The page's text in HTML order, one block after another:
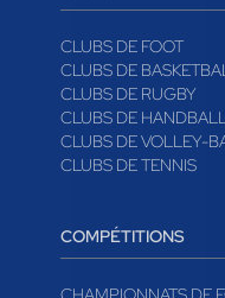
CLUBS DE FOOT
CLUBS DE
CLUBS DE RUGBY
CLUBS DE
CLUBS DE VOLLEY-
CLUBS DE TENNIS
COMPÉTITIONS